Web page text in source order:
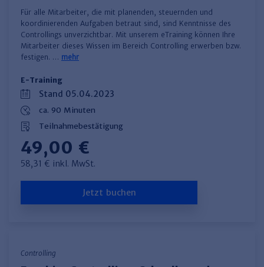
Für alle Mitarbeiter, die mit planenden, steuernden und
koordinierenden Aufgaben betraut sind, sind Kenntnisse des
Controllings unverzichtbar. Mit unserem eTraining können Ihre
Mitarbeiter dieses Wissen im Bereich Controlling erwerben bzw.
festigen. … mehr
E-Training
Stand 05.04.2023
ca. 90 Minuten
Teilnahmebestätigung
49,00 €
58,31 € inkl. MwSt.
Jetzt buchen
Controlling